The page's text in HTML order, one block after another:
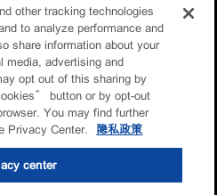
other tracking technologies
to analyze performance and
share information about your
media, advertising and
opt out of this sharing by
button or by opt-out
You may find further
Privacy Center.
隐私政策
center